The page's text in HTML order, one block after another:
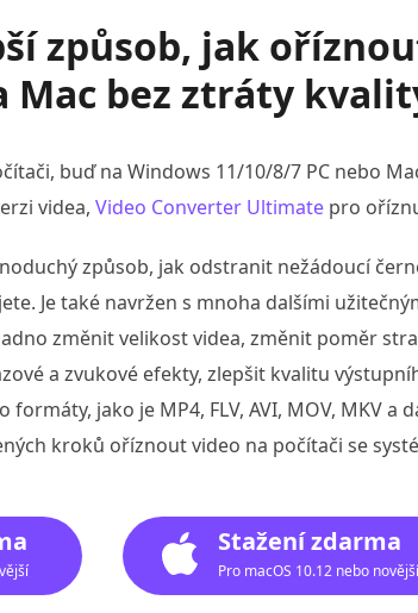
způsob, jak
Mac bez ztráty
buď na Windows 11/10/8/7 PC nebo
videa, Video Converter Ultimate pro
způsob, jak odstranit nežádoucí
Je také navržen s mnoha dalšími
změnit velikost videa, změnit poměr
a zvukové efekty, zlepšit kvalitu
jako je MP4, FLV, AVI, MOV, MKV a
kroků oříznout video na počítači se
Stažení zdarma
Pro macOS 10.12 nebo novější